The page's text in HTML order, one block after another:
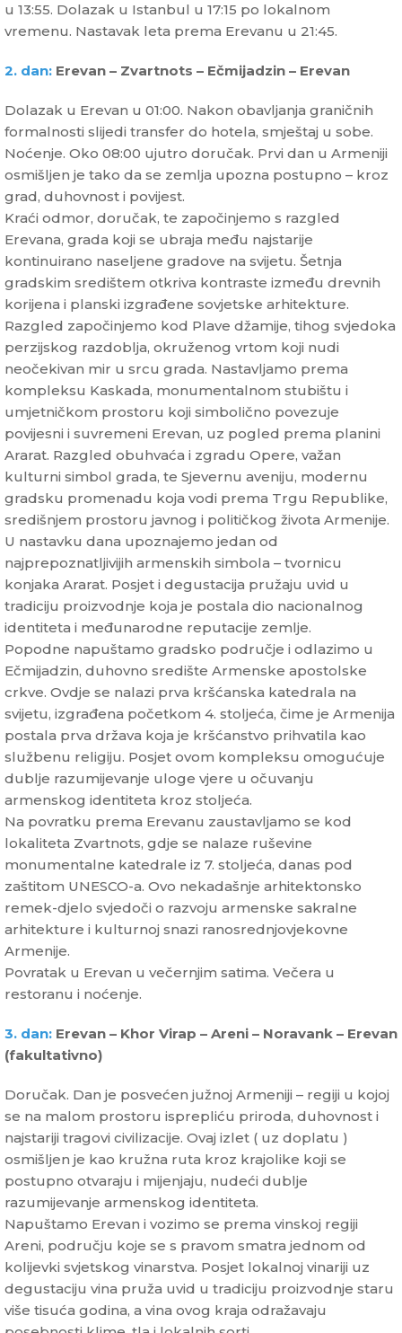
u 13:55. Dolazak u Istanbul u 17:15 po lokalnom
vremenu. Nastavak leta prema Erevanu u 21:45.
2. dan: Erevan – Zvartnots – Ečmijadzin – Erevan
Dolazak u Erevan u 01:00. Nakon obavljanja graničnih
formalnosti slijedi transfer do hotela, smještaj u sobe.
Noćenje. Oko 08:00 ujutro doručak. Prvi dan u Armeniji
osmišljen je tako da se zemlja upozna postupno – kroz
grad, duhovnost i povijest.
Kraći odmor, doručak, te započinjemo s razgled
Erevana, grada koji se ubraja među najstarije
kontinuirano naseljene gradove na svijetu. Šetnja
gradskim središtem otkriva kontraste između drevnih
korijena i planski izgrađene sovjetske arhitekture.
Razgled započinjemo kod Plave džamije, tihog svjedoka
perzijskog razdoblja, okruženog vrtom koji nudi
neočekivan mir u srcu grada. Nastavljamo prema
kompleksu Kaskada, monumentalnom stubištu i
umjetničkom prostoru koji simbolično povezuje
povijesni i suvremeni Erevan, uz pogled prema planini
Ararat. Razgled obuhvaća i zgradu Opere, važan
kulturni simbol grada, te Sjevernu aveniju, modernu
gradsku promenadu koja vodi prema Trgu Republike,
središnjem prostoru javnog i političkog života Armenije.
U nastavku dana upoznajemo jedan od
najprepoznatljivijih armenskih simbola – tvornicu
konjaka Ararat. Posjet i degustacija pružaju uvid u
tradiciju proizvodnje koja je postala dio nacionalnog
identiteta i međunarodne reputacije zemlje.
Popodne napuštamo gradsko područje i odlazimo u
Ečmijadzin, duhovno središte Armenske apostolske
crkve. Ovdje se nalazi prva kršćanska katedrala na
svijetu, izgrađena početkom 4. stoljeća, čime je Armenija
postala prva država koja je kršćanstvo prihvatila kao
službenu religiju. Posjet ovom kompleksu omogućuje
dublje razumijevanje uloge vjere u očuvanju
armenskog identiteta kroz stoljeća.
Na povratku prema Erevanu zaustavljamo se kod
lokaliteta Zvartnots, gdje se nalaze ruševine
monumentalne katedrale iz 7. stoljeća, danas pod
zaštitom UNESCO-a. Ovo nekadašnje arhitektonsko
remek-djelo svjedoči o razvoju armenske sakralne
arhitekture i kulturnoj snazi ranosrednjovjekovne
Armenije.
Povratak u Erevan u večernjim satima. Večera u
restoranu i noćenje.
3. dan: Erevan – Khor Virap – Areni – Noravank – Erevan
(fakultativno)
Doručak. Dan je posvećen južnoj Armeniji – regiji u kojoj
se na malom prostoru isprepliću priroda, duhovnost i
najstariji tragovi civilizacije. Ovaj izlet ( uz doplatu )
osmišljen je kao kružna ruta kroz krajolike koji se
postupno otvaraju i mijenjaju, nudeći dublje
razumijevanje armenskog identiteta.
Napuštamo Erevan i vozimo se prema vinskoj regiji
Areni, području koje se s pravom smatra jednom od
kolijevki svjetskog vinarstva. Posjet lokalnoj vinariji uz
degustaciju vina pruža uvid u tradiciju proizvodnje staru
više tisuća godina, a vina ovog kraja odražavaju